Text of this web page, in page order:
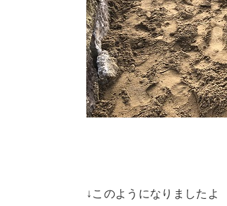
↓このようになりましたよ